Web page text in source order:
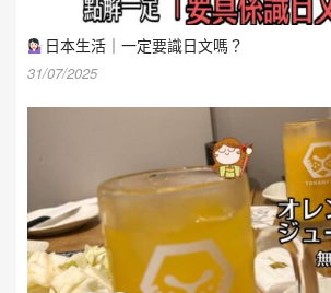
日本生活｜一定要識日文嗎？
31/07/2025